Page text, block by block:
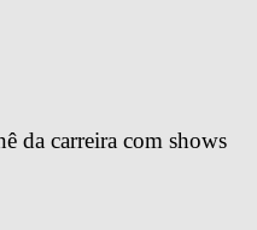
da carreira com shows